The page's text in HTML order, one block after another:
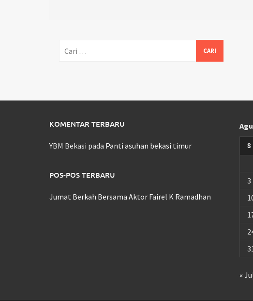
untuk:
KOMENTAR TERBARU
YBM Bekasi pada Panti asuhan bekasi timur
POS-POS TERBARU
Jumat Berkah Bersama Aktor Fairel K Ramadhan
S
3
«